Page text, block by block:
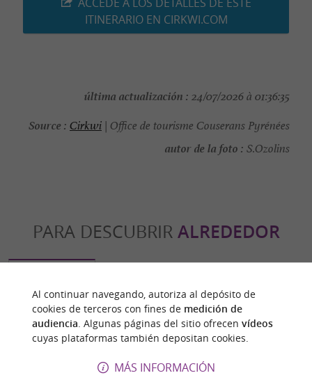
ITINERARIO EN CIRKWI.COM
última actualización : 24/07/2026 à 01:36:35
Source : Cirkwi | Office de tourisme Couserans Pyrénées
autor de la foto : S.Ozolins
PARA DESCUBRIR ALREDEDOR
Al continuar navegando, autoriza al depósito de
cookies de terceros con fines de medición de
audiencia. Algunas páginas del sitio ofrecen vídeos
cuyas plataformas también depositan cookies.
MÁS INFORMACIÓN